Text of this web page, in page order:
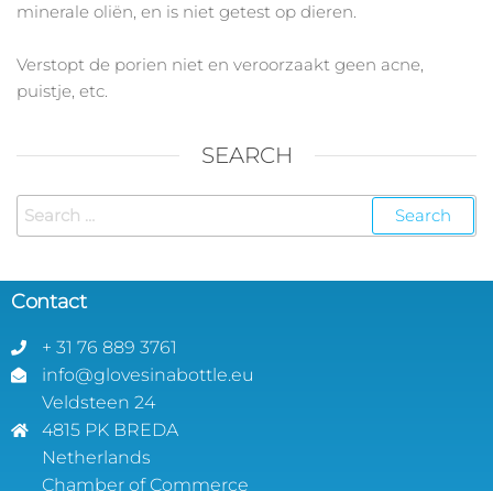
minerale oliën, en is niet getest op dieren.
Verstopt de porien niet en veroorzaakt geen acne,
puistje, etc.
SEARCH
Contact
+ 31 76 889 3761
info@glovesinabottle.eu
Veldsteen 24
4815 PK BREDA
Netherlands
Chamber of Commerce